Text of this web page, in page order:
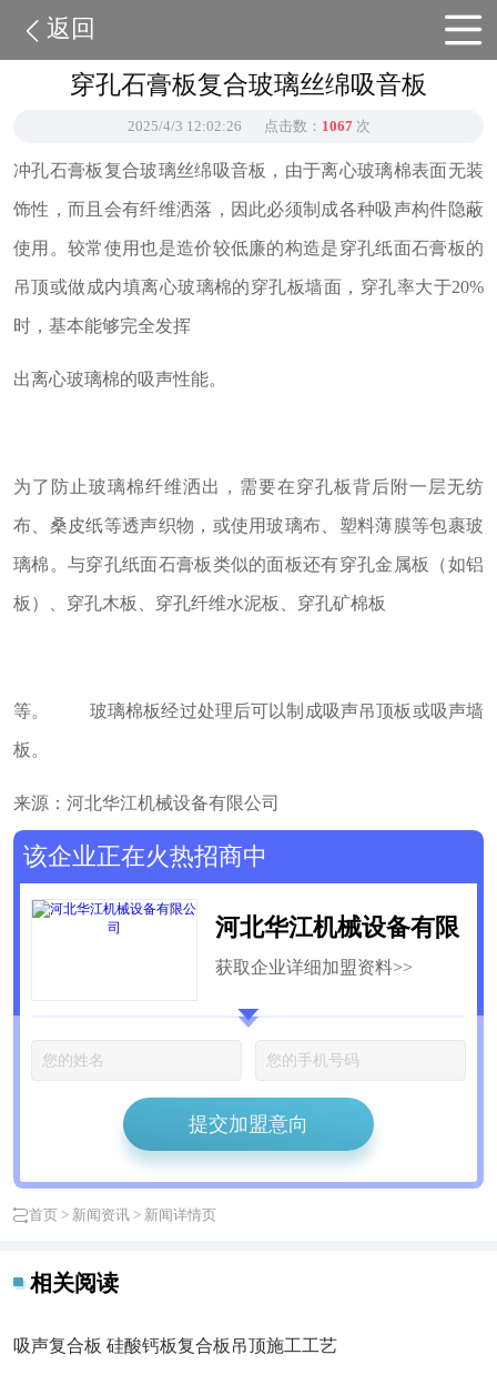
返回
穿孔石膏板复合玻璃丝绵吸音板
2025/4/3 12:02:26 点击数： 1067 次
冲孔石膏板复合玻璃丝绵吸音板，由于离心玻璃棉表面无装
饰性，而且会有纤维洒落，因此必须制成各种吸声构件隐蔽
使用。较常使用也是造价较低廉的构造是穿孔纸面石膏板的
吊顶或做成内填离心玻璃棉的穿孔板墙面，穿孔率大于20%
时，基本能够完全发挥
出离心玻璃棉的吸声性能。
为了防止玻璃棉纤维洒出，需要在穿孔板背后附一层无纺
布、桑皮纸等透声织物，或使用玻璃布、塑料薄膜等包裹玻
璃棉。与穿孔纸面石膏板类似的面板还有穿孔金属板（如铝
板）、穿孔木板、穿孔纤维水泥板、穿孔矿棉板
等。 玻璃棉板经过处理后可以制成吸声吊顶板或吸声墙
板。
来源：河北华江机械设备有限公司
该企业正在火热招商中
河北华江机械设备有限
公司
获取企业详细加盟资料>>
提交加盟意向
首页> 新闻资讯> 新闻详情页
相关阅读
吸声复合板 硅酸钙板复合板吊顶施工工艺